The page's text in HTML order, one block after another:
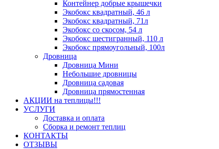
Контейнер добрые крышечки
Экобокс квадратный, 46 л
Экобокс квадратный, 71л
Экобокс со скосом, 54 л
Экобокс шестигранный, 110 л
Экобокс прямоугольный, 100л
Дровница
Дровница Мини
Небольшие дровницы
Дровница садовая
Дровница прямостенная
АКЦИИ на теплицы!!!
УСЛУГИ
Доставка и оплата
Сборка и ремонт теплиц
КОНТАКТЫ
ОТЗЫВЫ